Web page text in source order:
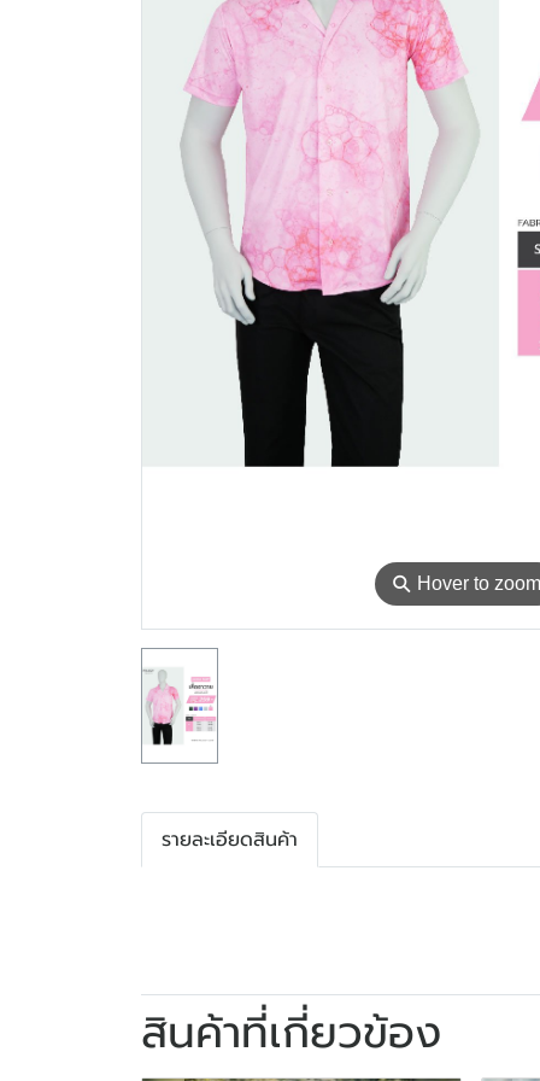
⚲ Hover to zoom
รายละเอียดสินค้า
สินค้าที่เกี่ยวข้อง